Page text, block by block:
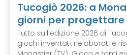
Tucogiò 2026: a
giorni per
Tutto sull'edizione 2026 di
giochi inventati, rielaborati e